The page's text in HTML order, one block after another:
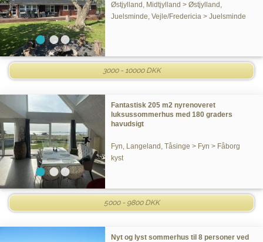
Østjylland, Midtjylland > Østjylland,
Juelsminde, Vejle/Fredericia > Juelsminde
3000 - 10000 DKK
Fantastisk 205 m2 nyrenoveret
luksussommerhus med 180 graders
havudsigt
Fyn, Langeland, Tåsinge > Fyn > Fåborg
kyst
5000 - 9800 DKK
Nyt og lyst sommerhus til 8 personer ved